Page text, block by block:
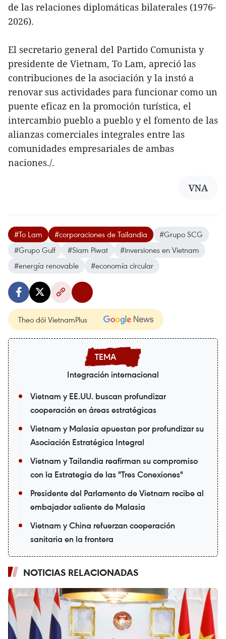
de las relaciones diplomáticas bilaterales (1976-
2026).
El secretario general del Partido Comunista y
presidente de Vietnam, To Lam, apreció las
contribuciones de la asociación y la instó a
renovar sus actividades para funcionar como un
puente eficaz en la promoción turística, el
intercambio pueblo a pueblo y el fomento de las
alianzas comerciales integrales entre las
comunidades empresariales de ambas
naciones./.
VNA
#To Lam #corporaciones de Tailandia
#Grupo SCG
#Grupo Gulf
#Siam Piwat
#inversiones en Vietnam
#energía renovable
#economía circular
Theo dõi VietnamPlus
Integración internacional
Vietnam y EE.UU. buscan profundizar
cooperación en áreas estratégicas
Vietnam y Malasia apuestan por profundizar su
Asociación Estratégica Integral
Vietnam y Tailandia reafirman su compromiso
con la Estrategia de las "Tres Conexiones"
Presidente del Parlamento de Vietnam recibe al
embajador saliente de Malasia
Vietnam y China refuerzan cooperación
sanitaria en la frontera
NOTICIAS RELACIONADAS